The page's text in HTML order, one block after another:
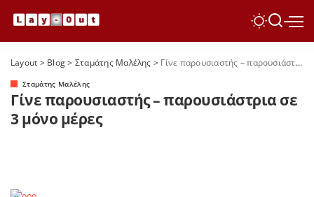
Layout > Blog> Σταμάτης Μαλέλης > Γίνε παρουσιαστής – παρουσιάστρια σε 3 μόνο μέρες
Σταμάτης Μαλέλης
Γίνε παρουσιαστής – παρουσιάστρια σε
3 μόνο μέρες